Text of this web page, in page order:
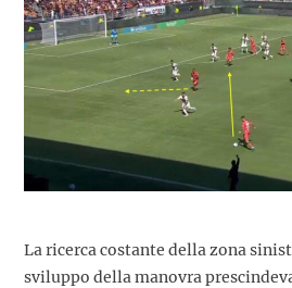
La ricerca costante della zona
sviluppo della manovra